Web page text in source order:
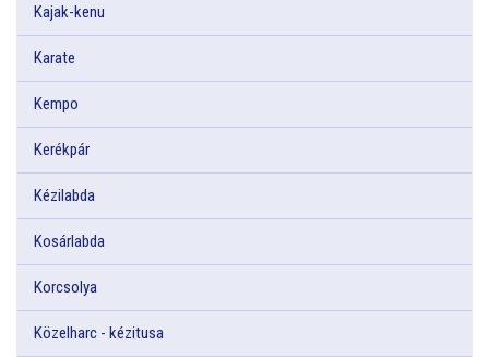
Kajak-kenu
Karate
Kempo
Kerékpár
Kézilabda
Kosárlabda
Korcsolya
Közelharc - kézitusa